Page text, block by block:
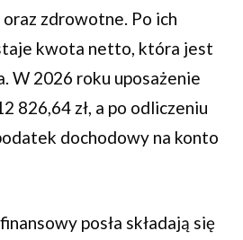
zdrowotne. Po ich
kwota netto, która jest
W 2026 roku uposażenie
826,64 zł, a po odliczeniu
dochodowy na konto
posła składają się